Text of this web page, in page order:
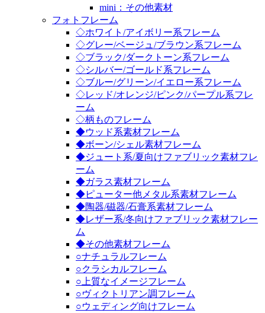
mini：その他素材
フォトフレーム
◇ホワイト/アイボリー系フレーム
◇グレー/ベージュ/ブラウン系フレーム
◇ブラック/ダークトーン系フレーム
◇シルバー/ゴールド系フレーム
◇ブルー/グリーン/イエロー系フレーム
◇レッド/オレンジ/ピンク/パープル系フレ
ーム
◇柄ものフレーム
◆ウッド系素材フレーム
◆ボーン/シェル素材フレーム
◆ジュート系/夏向けファブリック素材フレ
ーム
◆ガラス素材フレーム
◆ピューター他メタル系素材フレーム
◆陶器/磁器/石膏系素材フレーム
◆レザー系/冬向けファブリック素材フレー
ム
◆その他素材フレーム
○ナチュラルフレーム
○クラシカルフレーム
○上質なイメージフレーム
○ヴィクトリアン調フレーム
○ウェディング向けフレーム